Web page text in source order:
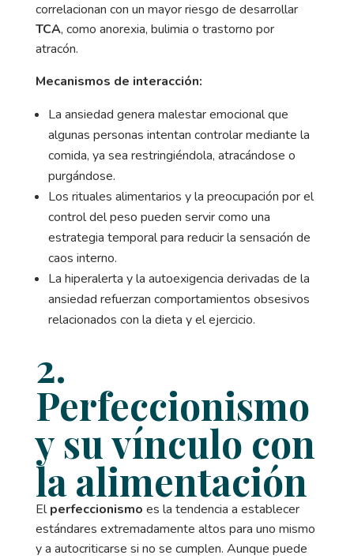
correlacionan con un mayor riesgo de desarrollar
TCA, como anorexia, bulimia o trastorno por
atracón.
Mecanismos de interacción:
La ansiedad genera malestar emocional que
algunas personas intentan controlar mediante la
comida, ya sea restringiéndola, atracándose o
purgándose.
Los rituales alimentarios y la preocupación por el
control del peso pueden servir como una
estrategia temporal para reducir la sensación de
caos interno.
La hiperalerta y la autoexigencia derivadas de la
ansiedad refuerzan comportamientos obsesivos
relacionados con la dieta y el ejercicio.
2.
Perfeccionismo
y su vínculo con
la alimentación
Elperfeccionismo es la tendencia a establecer
estándares extremadamente altos para uno mismo
y a autocriticarse si no se cumplen. Aunque puede